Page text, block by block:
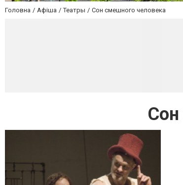
Головна Афіша Театры Сон смешного человека
Сон